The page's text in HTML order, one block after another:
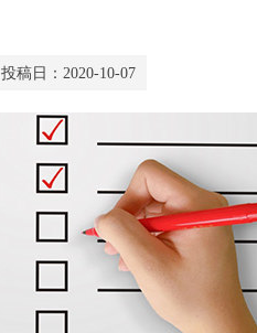
投稿日： 2020-10-07